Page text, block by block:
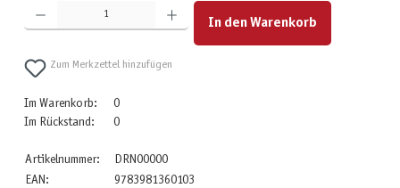
Produkt Anzahl: Gib den gewünschten Wert ein oder benutze die Schaltflächen um die Anzahl zu
In den Warenkorb
Zum Merkzettel hinzufügen
Im Warenkorb:
0
Im Rückstand:
0
Artikelnummer:
DRN00000
EAN:
9783981360103